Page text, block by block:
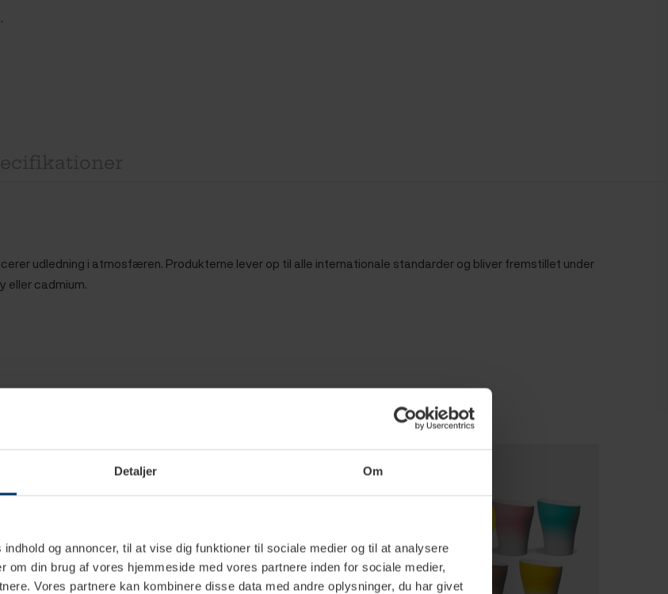
Detaljer Om
og annoncer, til at vise dig funktioner til sociale medier og til at analysere
om din brug af vores hjemmeside med vores partnere inden for sociale medier,
Vores partnere kan kombinere disse data med andre oplysninger, du har givet
udledning i atmosfæren. Produkterne lever op til alle internationale standarder og bliver fremstillet under
eller cadmium.
Nyhed Nyhed